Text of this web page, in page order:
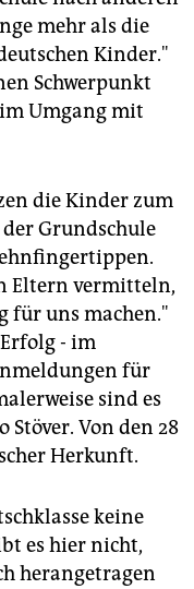
mehr als die
Kinder."
Schwerpunkt
Umgang mit
die Kinder zum
Grundschule
Eltern vermitteln,
für uns machen."
- im
für
sind es
Stöver. Von den 28
Herkunft.
keine
es hier nicht,
herangetragen